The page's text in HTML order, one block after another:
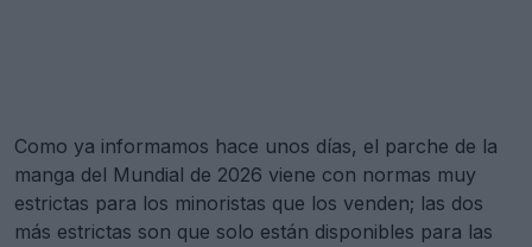
Como ya informamos hace unos días, el parche de la
manga del Mundial de 2026 viene con normas muy
estrictas para los minoristas que los venden; las dos
más estrictas son que solo están disponibles para las